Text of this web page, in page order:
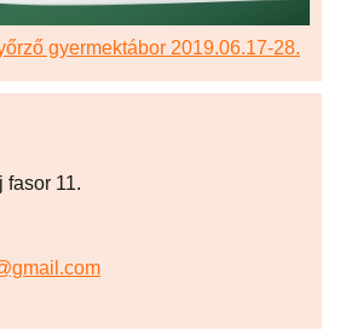
gyermektábor 2019.06.17-28.
fasor 11.